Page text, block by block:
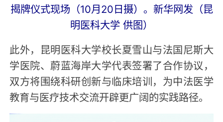
揭牌仪式现场（10月20日摄）。新华网发（昆
明医科大学 供图）
此外，昆明医科大学校长夏雪山与法国尼斯大
学医院、蔚蓝海岸大学代表签署了合作协议，
双方将围绕科研创新与临床培训，为中法医学
教育与医疗技术交流开辟更广阔的实践路径。